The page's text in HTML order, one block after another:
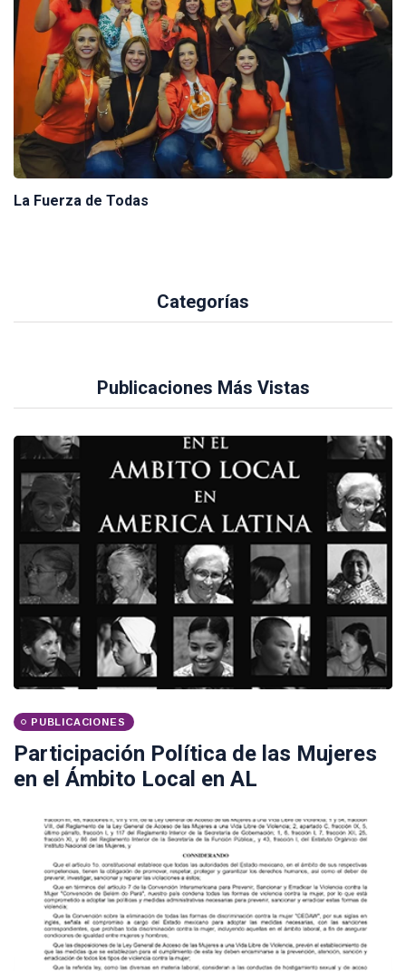
La Fuerza de Todas
Categorías
Publicaciones Más Vistas
PUBLICACIONES
Participación Política de las Mujeres
en el Ámbito Local en AL